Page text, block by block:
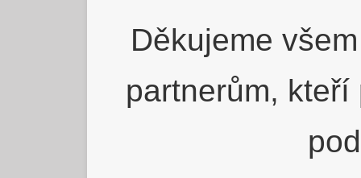
Děkujeme
partnerům,